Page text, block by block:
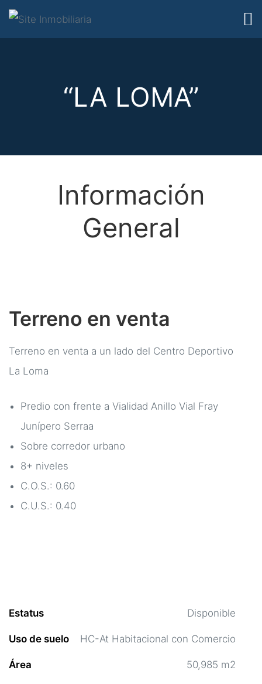
“LA LOMA”
Información
General
Terreno en venta
Terreno en venta a un lado del Centro Deportivo
La Loma
Predio con frente a Vialidad Anillo Vial Fray
Junípero Serraa
Sobre corredor urbano
8+ niveles
C.O.S.: 0.60
C.U.S.: 0.40
Estatus Disponible
Uso de suelo HC-At Habitacional con Comercio
Área 50,985 m2